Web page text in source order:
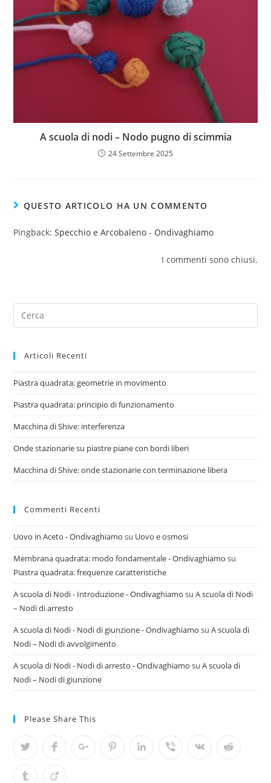
A scuola di nodi – Nodo pugno di scimmia
24 Settembre 2025
QUESTO ARTICOLO HA UN COMMENTO
Pingback:Specchio e Arcobaleno - Ondivaghiamo
I commenti sono chiusi.
Articoli Recenti
Piastra quadrata: geometrie in movimento
Piastra quadrata: principio di funzionamento
Macchina di Shive: interferenza
Onde stazionarie su piastre piane con bordi liberi
Macchina di Shive: onde stazionarie con terminazione libera
Commenti Recenti
Uovo in Aceto - Ondivaghiamo su Uovo e osmosi
Membrana quadrata: modo fondamentale - Ondivaghiamo su
Piastra quadrata: frequenze caratteristiche
A scuola di Nodi - Introduzione - Ondivaghiamo suA scuola di Nodi
– Nodi di arresto
A scuola di Nodi - Nodi di giunzione - Ondivaghiamo suA scuola di
Nodi – Nodi di avvolgimento
A scuola di Nodi - Nodi di arresto - Ondivaghiamo suA scuola di
Nodi – Nodi di giunzione
Please Share This